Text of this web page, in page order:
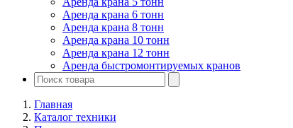
Аренда крана 6 тонн
Аренда крана 8 тонн
Аренда крана 10 тонн
Аренда крана 12 тонн
Аренда быстромонтируемых кранов
Главная
Каталог техники